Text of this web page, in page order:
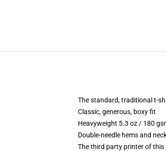
The standard, traditional t-
Classic, generous, boxy fit
Heavyweight 5.3 oz / 180
Double-needle hems and
The third party printer of